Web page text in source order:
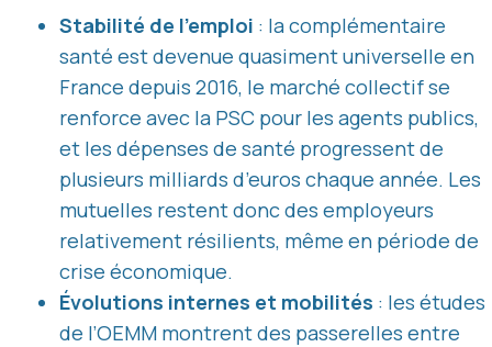
Stabilité de l’emploi : la complémentaire
santé est devenue quasiment universelle en
France depuis 2016, le marché collectif se
renforce avec la PSC pour les agents publics,
et les dépenses de santé progressent de
plusieurs milliards d’euros chaque année. Les
mutuelles restent donc des employeurs
relativement résilients, même en période de
crise économique.
Évolutions internes et mobilités : les études
de l’OEMM montrent des passerelles entre